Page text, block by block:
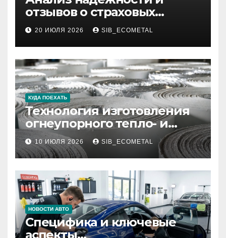
отзывов о страховых
компаниях по итогам 2026
года
20 ИЮЛЯ 2026 SIB_ECOMETAL
КУДА ПОЕХАТЬ
Технология изготовления
огнеупорного тепло- и
звукоизоляционного
картона МКРК-500 из
муллитокремнеземистого
волокна
10 ИЮЛЯ 2026 SIB_ECOMETAL
НОВОСТИ АВТО
Специфика и ключевые
аспекты